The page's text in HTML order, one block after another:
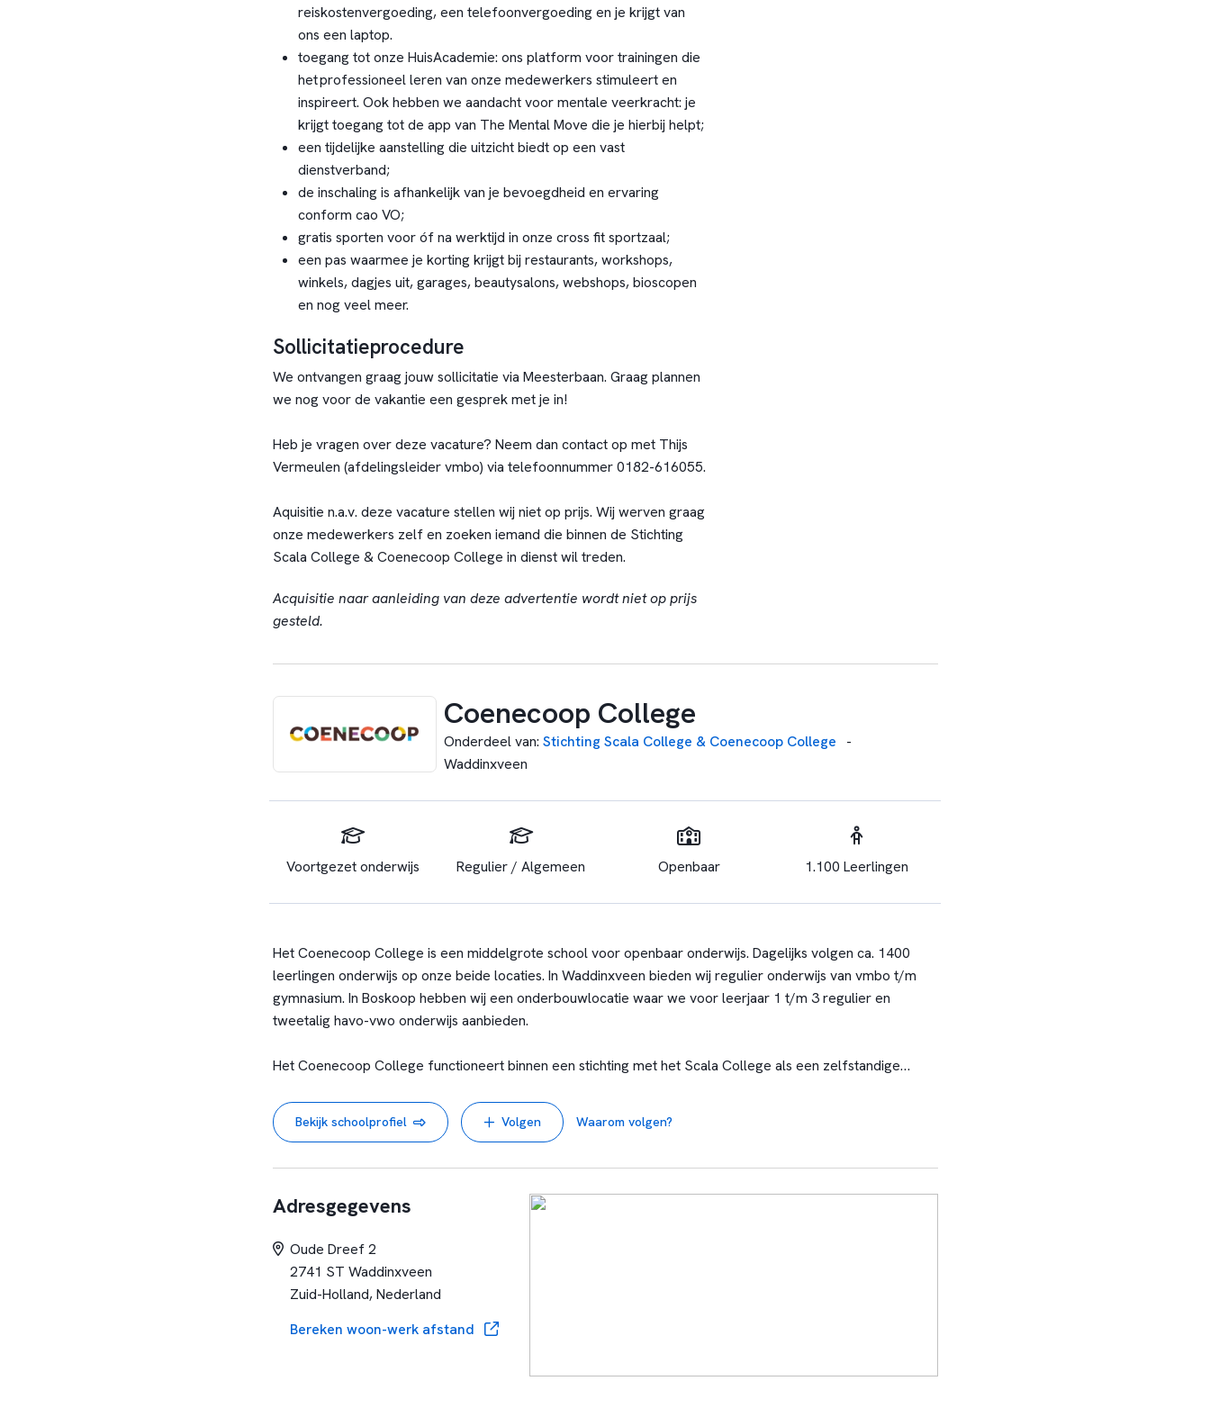
reiskostenvergoeding, een telefoonvergoeding en je krijgt van
ons een laptop.
toegang tot onze HuisAcademie: ons platform voor trainingen die
het professioneel leren van onze medewerkers stimuleert en
inspireert. Ook hebben we aandacht voor mentale veerkracht: je
krijgt toegang tot de app van The Mental Move die je hierbij helpt;
een tijdelijke aanstelling die uitzicht biedt op een vast
dienstverband;
de inschaling is afhankelijk van je bevoegdheid en ervaring
conform cao VO;
gratis sporten voor óf na werktijd in onze cross fit sportzaal;
een pas waarmee je korting krijgt bij restaurants, workshops,
winkels, dagjes uit, garages, beautysalons, webshops, bioscopen
en nog veel meer.
Sollicitatieprocedure
We ontvangen graag jouw sollicitatie via Meesterbaan. Graag plannen
we nog voor de vakantie een gesprek met je in!
Heb je vragen over deze vacature? Neem dan contact op met Thijs
Vermeulen (afdelingsleider vmbo) via telefoonnummer0182-616055.
Aquisitie n.a.v. deze vacature stellen wij niet op prijs. Wij werven graag
onze medewerkers zelf en zoeken iemand die binnen de Stichting
Scala College & Coenecoop College in dienst wil treden.
Acquisitie naar aanleiding van deze advertentie wordt niet op prijs
gesteld.
Coenecoop College
Onderdeel van: Stichting Scala College & Coenecoop College
-
Waddinxveen
Voortgezet onderwijs Regulier / Algemeen Openbaar 1.100 Leerlingen
Het Coenecoop College is een middelgrote school voor openbaar onderwijs. Dagelijks volgen ca. 1400
leerlingen onderwijs op onze beide locaties. In Waddinxveen bieden wij regulier onderwijs van vmbo t/m
gymnasium. In Boskoop hebben wij een onderbouwlocatie waar we voor leerjaar 1 t/m 3 regulier en
tweetalig havo-vwo onderwijs aanbieden.
Het Coenecoop College functioneert binnen een stichting met het Scala College als een zelfstandige
principes, gedeelde waarden en strategische thema’s. De leiding en eindverantwoordelijkheid van de
school ligt in de handen van de rector en conrector. De school kent vijf afdelingen met ieder zijn eigen
Bekijk schoolprofiel Volgen Waarom volgen?
Adresgegevens
Oude Dreef 2
2741 ST Waddinxveen
Zuid-Holland, Nederland
Bereken woon-werk afstand